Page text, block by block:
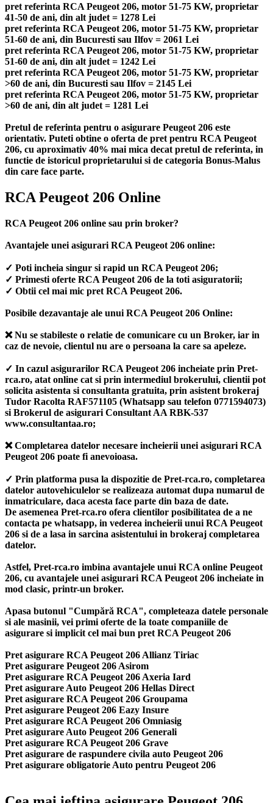
pret referinta RCA Peugeot 206, motor 51-75 KW, proprietar
41-50 de ani, din alt judet = 1278 Lei
pret referinta RCA Peugeot 206, motor 51-75 KW, proprietar
51-60 de ani, din Bucuresti sau Ilfov = 2061 Lei
pret referinta RCA Peugeot 206, motor 51-75 KW, proprietar
51-60 de ani, din alt judet = 1242 Lei
pret referinta RCA Peugeot 206, motor 51-75 KW, proprietar
>60 de ani, din Bucuresti sau Ilfov = 2145 Lei
pret referinta RCA Peugeot 206, motor 51-75 KW, proprietar
>60 de ani, din alt judet = 1281 Lei
Pretul de referinta pentru o asigurare Peugeot 206 este
orientativ. Puteti obtine o oferta de pret pentru RCA Peugeot
206, cu aproximativ 40% mai mica decat pretul de referinta, in
functie de istoricul proprietarului si de categoria Bonus-Malus
din care face parte.
RCA Peugeot 206 Online
RCA Peugeot 206 online sau prin broker?
Avantajele unei asigurari RCA Peugeot 206 online:
✓ Poti incheia singur si rapid un RCA Peugeot 206;
✓ Primesti oferte RCA Peugeot 206 de la toti asiguratorii;
✓ Obtii cel mai mic pret RCA Peugeot 206.
Posibile dezavantaje ale unui RCA Peugeot 206 Online:
❌ Nu se stabileste o relatie de comunicare cu un Broker, iar in
caz de nevoie, clientul nu are o persoana la care sa apeleze.
✓ In cazul asigurarilor RCA Peugeot 206 incheiate prin Pret-
rca.ro, atat online cat si prin intermediul brokerului, clientii pot
solicita asistenta si consultanta gratuita, prin asistent brokeraj
Tudor Racolta RAF571105 (Whatsapp sau telefon 0771594073)
si Brokerul de asigurari Consultant AA RBK-537
www.consultantaa.ro;
❌ Completarea datelor necesare incheierii unei asigurari RCA
Peugeot 206 poate fi anevoioasa.
✓ Prin platforma pusa la dispozitie de Pret-rca.ro, completarea
datelor autovehiculelor se realizeaza automat dupa numarul de
inmatriculare, daca acesta face parte din baza de date.
De asemenea Pret-rca.ro ofera clientilor posibilitatea de a ne
contacta pe whatsapp, in vederea incheierii unui RCA Peugeot
206 si de a lasa in sarcina asistentului in brokeraj completarea
datelor.
Astfel, Pret-rca.ro imbina avantajele unui RCA online Peugeot
206, cu avantajele unei asigurari RCA Peugeot 206 incheiate in
mod clasic, printr-un broker.
Apasa butonul "Cumpără RCA", completeaza datele personale
si ale masinii, vei primi oferte de la toate companiile de
asigurare si implicit cel mai bun pret RCA Peugeot 206
Pret asigurare RCA Peugeot 206 Allianz Tiriac
Pret asigurare Peugeot 206 Asirom
Pret asigurare RCA Peugeot 206 Axeria Iard
Pret asigurare Auto Peugeot 206 Hellas Direct
Pret asigurare RCA Peugeot 206 Groupama
Pret asigurare Peugeot 206 Eazy Insure
Pret asigurare RCA Peugeot 206 Omniasig
Pret asigurare Auto Peugeot 206 Generali
Pret asigurare RCA Peugeot 206 Grave
Pret asigurare de raspundere civila auto Peugeot 206
Pret asigurare obligatorie Auto pentru Peugeot 206